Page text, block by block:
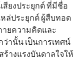
สียงประยุกต์ ที่มีชื่อ
หล่ประยุกต์ ผู้สืบทอด
ายความคิดและ
ว่านั้น เป็นการเทศน์
างแรงบันดาลใจให้